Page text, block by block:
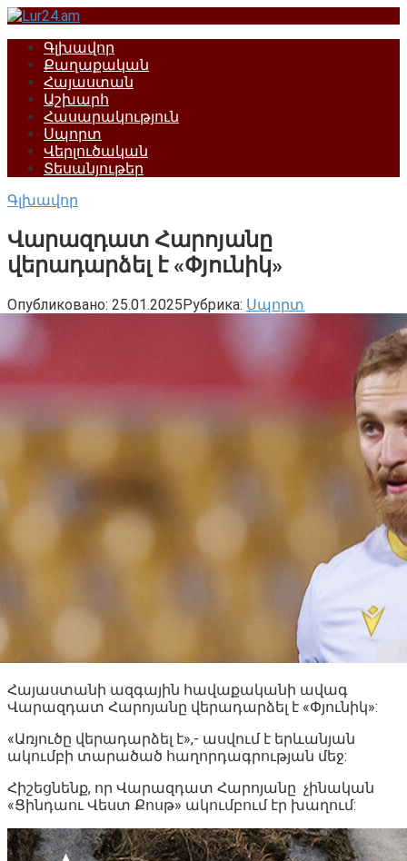
Перейти
контентуԳլխավոր
Քաղաքական
Հայաստան
Աշխարհ
Հասարակություն
Սպորտ
Վերլուծական
Տեսանյութեր
Գլխավոր
Վարազդատ Հարոյանը
վերադարձել է «Փյունիկ»
Опубликовано: 25.01.2025Рубрика: Սպորտ
Հայաստանի ազգային հավաքականի ավագ
Վարազդատ Հարոյանը վերադարձել է «Փյունիկ»:
«Առյուծը վերադարձել է»,- ասվում է երևանյան
ակումբի տարածած հաղորդագրության մեջ:
Հիշեցնենք, որ Վարազդատ Հարոյանը չինական
«Ցինդաու Վեստ Քոսթ» ակումբում էր խաղում: